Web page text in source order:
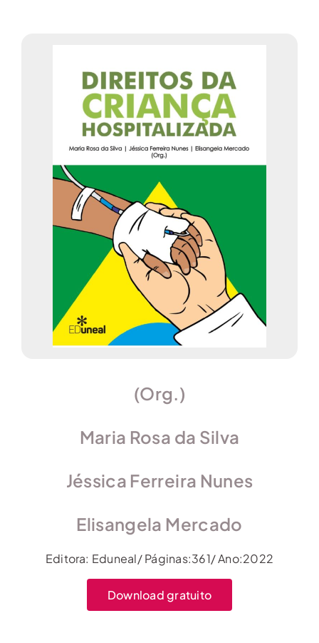
(Org.)
Maria Rosa da Silva
Jéssica Ferreira Nunes
Elisangela Mercado
Editora: Eduneal/ Páginas:361/ Ano:2022
Download gratuito